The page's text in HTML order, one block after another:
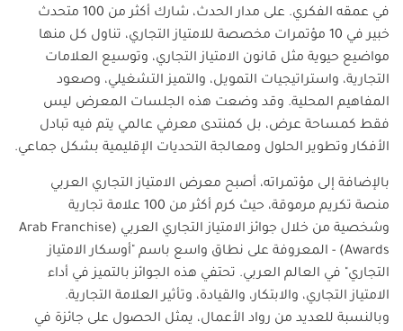
في عمقه الفكري. على مدار الحدث، شارك أكثر من 100 متحدث
خبير في 10 مؤتمرات مخصصة للامتياز التجاري، تناول كل منها
مواضيع حيوية مثل قانون الامتياز التجاري، وتوسيع العلامات
التجارية، واستراتيجيات التمويل، والتميز التشغيلي، وصعود
المفاهيم المحلية. وقد وضعت هذه الجلسات المعرض ليس
فقط كمساحة عرض، بل كمنتدى معرفي عالمي يتم فيه تبادل
الأفكار وتطوير الحلول ومعالجة التحديات الإقليمية بشكل جماعي.
بالإضافة إلى مؤتمراته، أصبح معرض الامتياز التجاري العربي
منصة تكريم مرموقة، حيث كرم أكثر من 100 علامة تجارية
وشخصية من خلال جوائز الامتياز التجاري العربي (Arab Franchise
Awards) - المعروفة على نطاق واسع باسم "أوسكار الامتياز
التجاري" في العالم العربي. تحتفي هذه الجوائز بالتميز في أداء
الامتياز التجاري، والابتكار، والقيادة، وتأثير العلامة التجارية.
وبالنسبة للعديد من رواد الأعمال، يمثل الحصول على جائزة في